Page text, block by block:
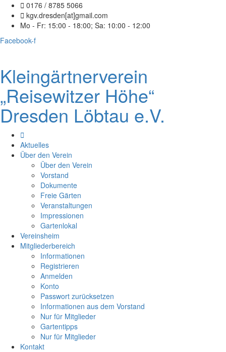
0176 / 8785 5066
kgv.dresden[at]gmail.com
Mo - Fr: 15:00 - 18:00; Sa: 10:00 - 12:00
Facebook-f
Kleingärtnerverein
„Reisewitzer Höhe“
Dresden Löbtau e.V.
Aktuelles
Über den Verein
Über den Verein
Vorstand
Dokumente
Freie Gärten
Veranstaltungen
Impressionen
Gartenlokal
Vereinsheim
Mitgliederbereich
Informationen
Registrieren
Anmelden
Konto
Passwort zurücksetzen
Informationen aus dem Vorstand
Nur für Mitglieder
Gartentipps
Nur für Mitglieder
Kontakt